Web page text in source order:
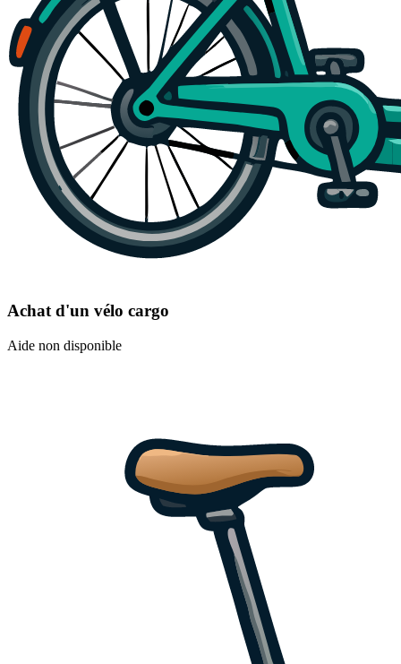
Achat d'un vélo cargo
Aide non disponible